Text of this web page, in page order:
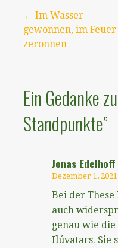
Beitragsnavigation
← Im Wasser
gewonnen, im Feuer
zeronnen
Ein Gedanke zu
Standpunkte”
Jonas Edelhoff
Dezember 1,
Bei der These
auch
genau wie
Ilúvatars. Sie